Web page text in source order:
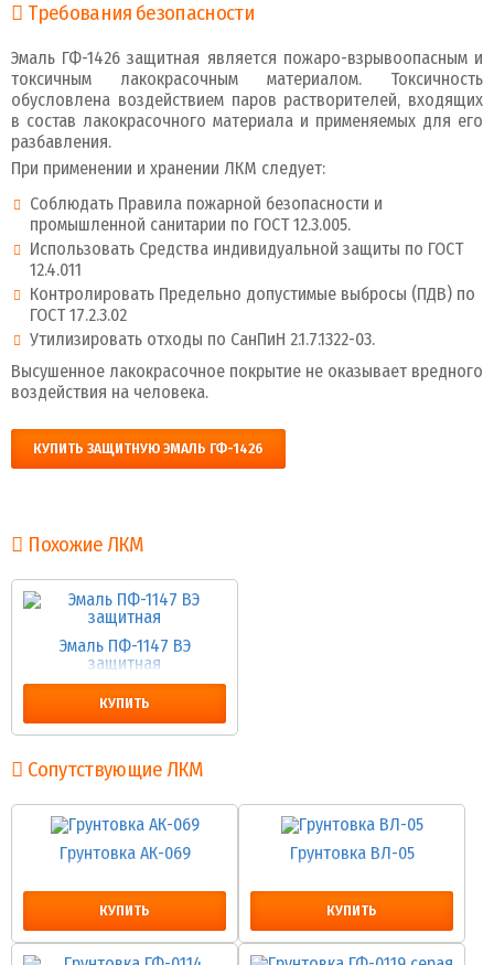
Требования безопасности
Эмаль ГФ-1426 защитная является пожаро-взрывоопасным и
токсичным лакокрасочным материалом. Токсичность
обусловлена воздействием паров растворителей, входящих
в состав лакокрасочного материала и применяемых для его
разбавления.
При применении и хранении ЛКМ следует:
Соблюдать Правила пожарной безопасности и
промышленной санитарии по ГОСТ 12.3.005.
Использовать Средства индивидуальной защиты по ГОСТ
12.4.011
Контролировать Предельно допустимые выбросы (ПДВ) по
ГОСТ 17.2.3.02
Утилизировать отходы по СанПиН 2.1.7.1322-03.
Высушенное лакокрасочное покрытие не оказывает вредного
воздействия на человека.
КУПИТЬ ЗАЩИТНУЮ ЭМАЛЬ ГФ-1426
Похожие ЛКМ
Эмаль ПФ-1147 ВЭ
защитная
КУПИТЬ
Сопутствующие ЛКМ
Грунтовка АК-069
КУПИТЬ
Грунтовка ВЛ-05
КУПИТЬ